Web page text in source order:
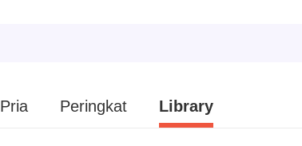
Peringkat Library